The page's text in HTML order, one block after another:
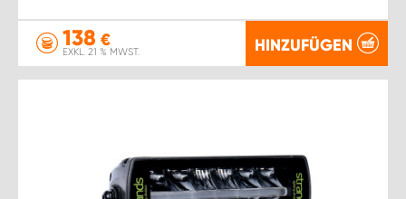
138 €
EXKL. 21 % MWST. HINZUFÜGEN